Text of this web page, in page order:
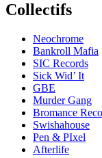
Collectifs
Neochrome
Bankroll Mafia
SIC Records
Sick Wid’ It
GBE
Murder Gang
Bromance
Swishahouse
Pen & PIxel
Afterlife